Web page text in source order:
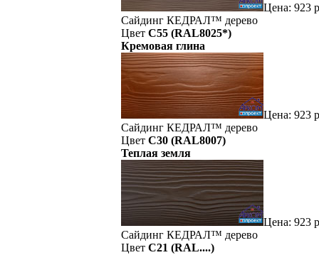
Цена: 923
Сайдинг КЕДРАЛ™ дерево
Цвет C55 (RAL8025*)
Кремовая глина
Цена: 923
Сайдинг КЕДРАЛ™ дерево
Цвет C30 (RAL8007)
Теплая земля
Цена: 923
Сайдинг КЕДРАЛ™ дерево
Цвет C21 (RAL....)